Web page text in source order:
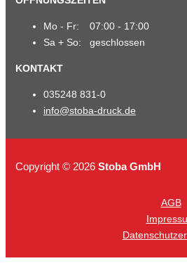
Mo - Fr:
07:00 - 17:00
Sa + So:
geschlossen
KONTAKT
035248 831-0
info@stoba-druck.de
Copyright © 2026Stoba GmbH
AGB